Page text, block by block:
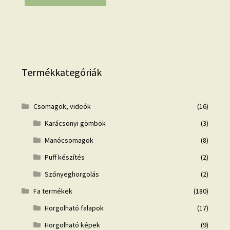
Termékkategóriák
Csomagok, videók
(16)
Karácsonyi gömbök
(3)
Manócsomagok
(8)
Puff készítés
(2)
Szőnyeghorgolás
(2)
Fa termékek
(180)
Horgolható falapok
(17)
Horgolható képek
(9)